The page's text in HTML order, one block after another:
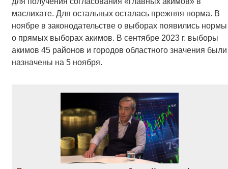
маслихате. Для остальных осталась прежняя норма. В
ноябре в законодательстве о выборах появились нормы
о прямых выборах акимов. В сентябре 2023 г. выборы
акимов 45 районов и городов областного значения были
назначены на 5 ноября.